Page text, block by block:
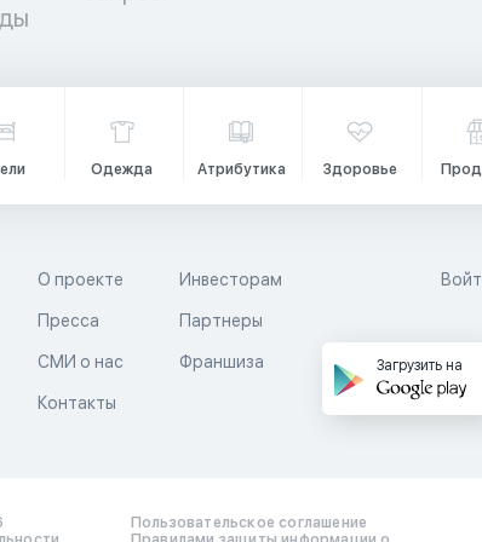
Одежда Атрибутика Здоровье
О проекте
Пресса
СМИ о нас
Контакты
Инвесторам
Партнеры
Франшиза Загрузить на
Пользовательское соглашение